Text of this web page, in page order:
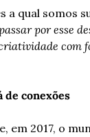
qual somos
por esse
com
de conexões
em 2017, o